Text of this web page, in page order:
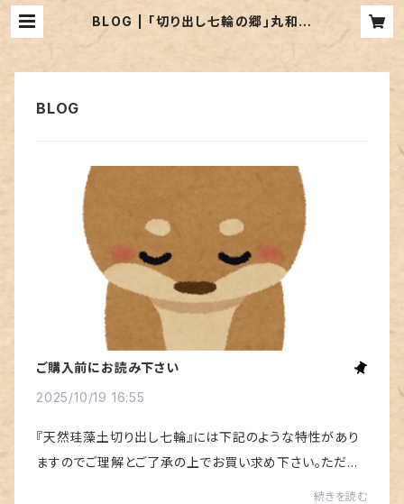
BLOG | ｢切り出し七輪の郷｣丸和工
ご購入前にお読み下さい
2025/10/19 16:55
『天然珪藻土切り出し七輪』には下記のような特性があり
ますのでご理解とご了承の上でお買い求め下さい。ただ下
続きを読む